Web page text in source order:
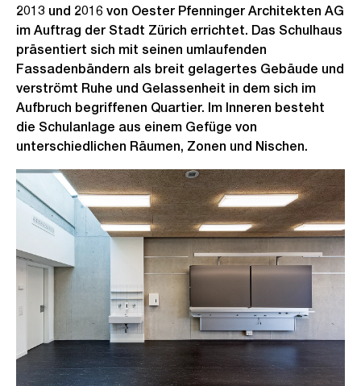
2013 und 2016 von Oester Pfenninger Architekten AG
im Auftrag der Stadt Zürich errichtet. Das Schulhaus
präsentiert sich mit seinen umlaufenden
Fassadenbändern als breit gelagertes Gebäude und
verströmt Ruhe und Gelassenheit in dem sich im
Aufbruch begriffenen Quartier. Im Inneren besteht
die Schulanlage aus einem Gefüge von
unterschiedlichen Räumen, Zonen und Nischen.